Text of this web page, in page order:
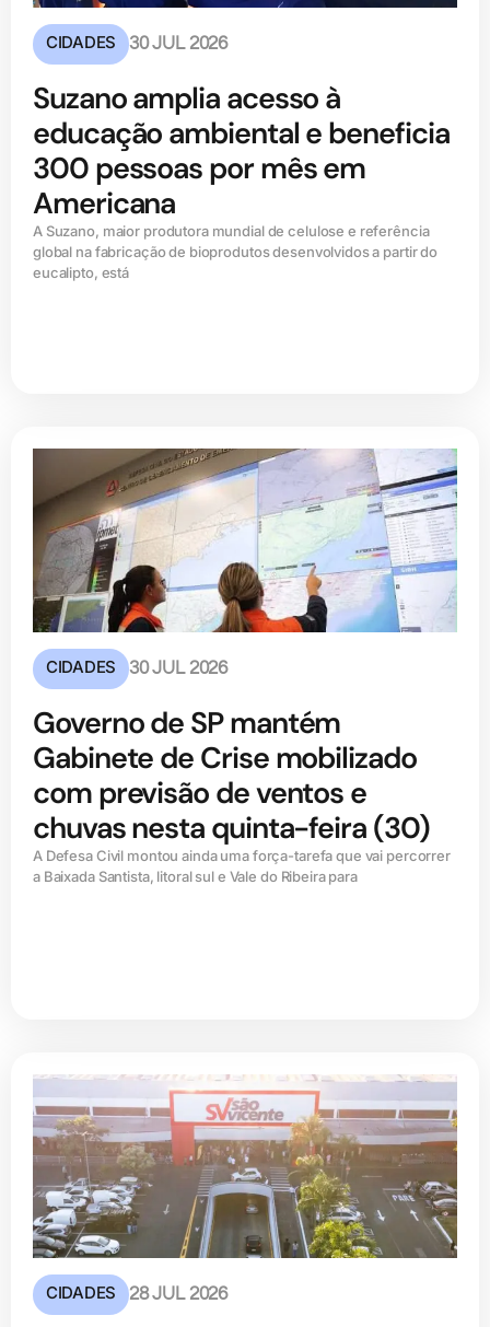
CIDADES 30 JUL 2026
Suzano amplia acesso à
educação ambiental e beneficia
300 pessoas por mês em
Americana
A Suzano, maior produtora mundial de celulose e referência
global na fabricação de bioprodutos desenvolvidos a partir do
eucalipto, está
CIDADES 30 JUL 2026
Governo de SP mantém
Gabinete de Crise mobilizado
com previsão de ventos e
chuvas nesta quinta-feira (30)
A Defesa Civil montou ainda uma força-tarefa que vai percorrer
a Baixada Santista, litoral sul e Vale do Ribeira para
CIDADES 28 JUL 2026